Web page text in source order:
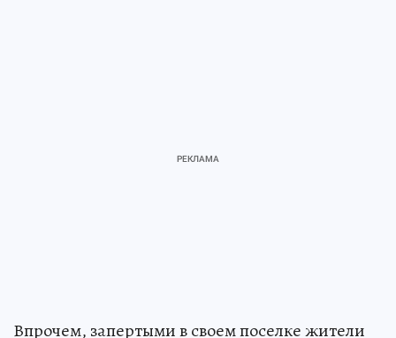
Впрочем, запертыми в своем поселке жители